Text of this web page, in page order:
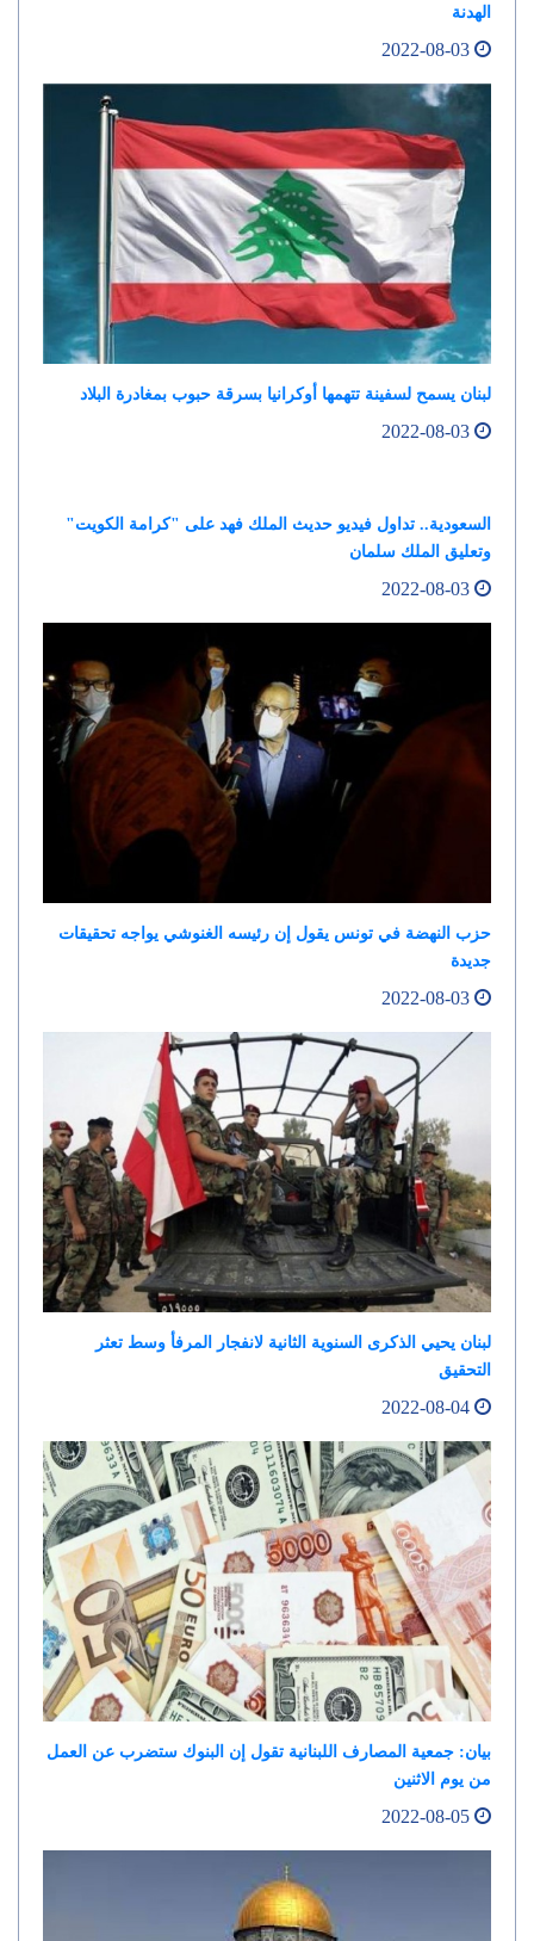
الهدنة
لبنان يسمح لسفينة تتهمها أوكرانيا بسرقة حبوب بمغادرة البلاد
السعودية.. تداول فيديو حديث الملك فهد على "كرامة الكويت"
وتعليق الملك سلمان
حزب النهضة في تونس يقول إن رئيسه الغنوشي يواجه تحقيقات
جديدة
لبنان يحيي الذكرى السنوية الثانية لانفجار المرفأ وسط تعثر
التحقيق
بيان: جمعية المصارف اللبنانية تقول إن البنوك ستضرب عن العمل
من يوم الاثنين